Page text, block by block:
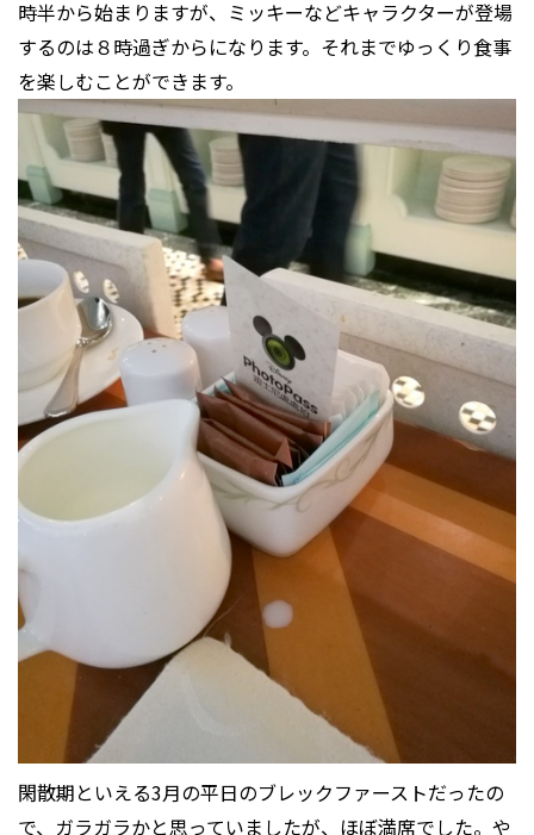
時半から始まりますが、ミッキーなどキャラクターが登場
するのは８時過ぎからになります。それまでゆっくり食事
を楽しむことができます。
閑散期といえる3月の平日のブレックファーストだったの
で、ガラガラかと思っていましたが、ほぼ満席でした。や